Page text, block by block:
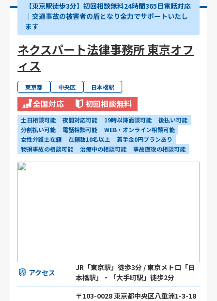
【東京駅徒歩3分】初回相談無料24時間365日電話対応
｜交通事故の被害者の盾となり全力でサポートいたし
ます
ネクスパート法律事務所 東京オフ
ィス
東京都 中央区 日本橋駅
全国対応 初回相談無料
土日相談可能 夜間対応可能 19時以降面談可能
後払い可能
分割払い可能
電話相談可能
WEB・オンライン相談可能
女性弁護士在籍
在籍数10名以上
着手金0円プランあり
物損事故の相談可能
治療中の相談可能 事故直後の相談可能
アクセス
JR「東京駅」徒歩3分 / 東京メトロ「日
本橋駅」・「大手町駅」徒歩2分
〒103-0028 東京都中央区八重洲1-3-18